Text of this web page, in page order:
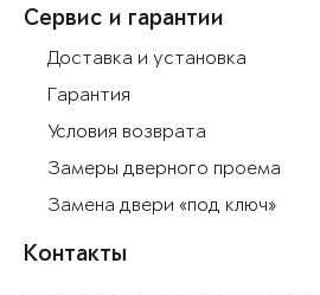
Сервис и гарантии
Доставка и установка
Гарантия
Условия возврата
Замеры дверного проема
Замена двери «под ключ»
Контакты